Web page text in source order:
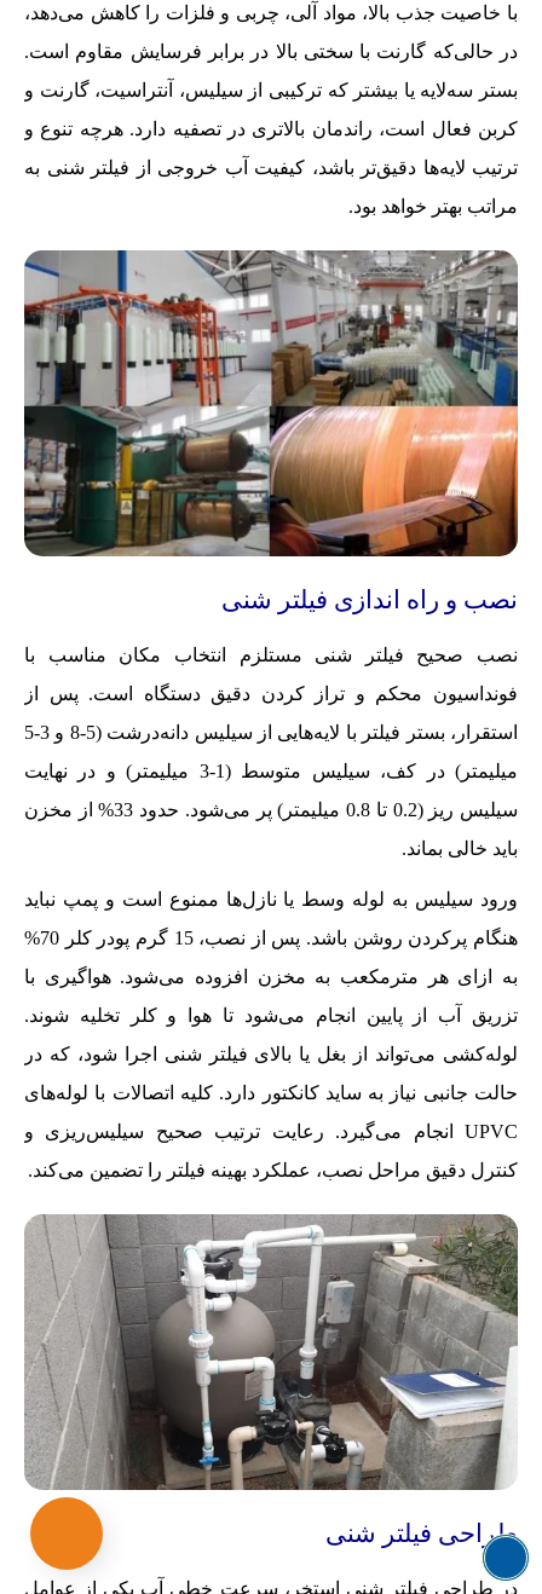
با خاصیت جذب بالا، مواد آلی، چربی و فلزات را کاهش می‌دهد،
در حالی‌که گارنت با سختی بالا در برابر فرسایش مقاوم است.
بستر سه‌لایه یا بیشتر که ترکیبی از سیلیس، آنتراسیت، گارنت و
کربن فعال است، راندمان بالاتری در تصفیه دارد. هرچه تنوع و
ترتیب لایه‌ها دقیق‌تر باشد، کیفیت آب خروجی از فیلتر شنی به
مراتب بهتر خواهد بود.
نصب و راه اندازی فیلتر شنی
نصب صحیح فیلتر شنی مستلزم انتخاب مکان مناسب با
فونداسیون محکم و تراز کردن دقیق دستگاه است. پس از
استقرار، بستر فیلتر با لایه‌هایی از سیلیس دانه‌درشت (5-8 و 3-5
میلیمتر) در کف، سیلیس متوسط (1-3 میلیمتر) و در نهایت
سیلیس ریز (0.2 تا 0.8 میلیمتر) پر می‌شود. حدود 33% از مخزن
باید خالی بماند.
ورود سیلیس به لوله وسط یا نازل‌ها ممنوع است و پمپ نباید
هنگام پرکردن روشن باشد. پس از نصب، 15 گرم پودر کلر 70%
به ازای هر مترمکعب به مخزن افزوده می‌شود. هواگیری با
تزریق آب از پایین انجام می‌شود تا هوا و کلر تخلیه شوند.
لوله‌کشی می‌تواند از بغل یا بالای فیلتر شنی اجرا شود، که در
حالت جانبی نیاز به ساید کانکتور دارد. کلیه اتصالات با لوله‌های
UPVC انجام می‌گیرد. رعایت ترتیب صحیح سیلیس‌ریزی و
کنترل دقیق مراحل نصب، عملکرد بهینه فیلتر را تضمین می‌کند.
طراحی فیلتر شنی
در طراحی فیلتر شنی استخر، سرعت خطی آب یکی از عوامل